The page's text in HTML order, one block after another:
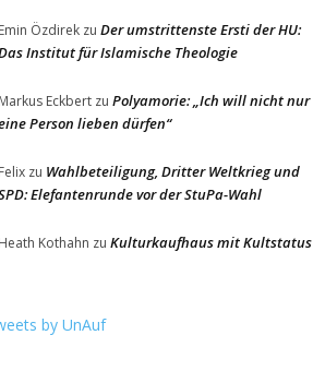
Emin Özdirek zu Der umstrittenste Ersti der HU:
Institut für Islamische Theologie
Markus Eckbert zu Polyamorie: „Ich will nicht nur
Person lieben dürfen“
Felix zu Wahlbeteiligung, Dritter Weltkrieg und
Elefantenrunde vor der StuPa-Wahl
Heath Kothahn zu Kulturkaufhaus mit Kultstatus
by UnAuf